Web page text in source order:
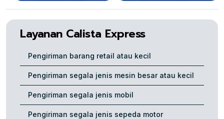
Layanan Calista Express
Pengiriman barang retail atau kecil
Pengiriman segala jenis mesin besar atau kecil
Pengiriman segala jenis mobil
Pengiriman segala jenis sepeda motor